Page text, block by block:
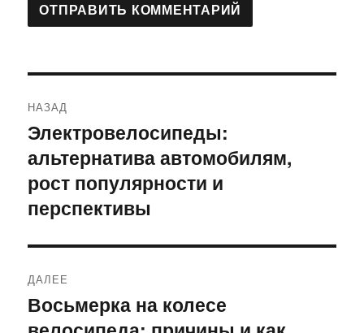
по
записям
НАЗАД
Предыдущая
запись:
Электровелосипеды:
альтернатива автомобилям,
рост популярности и
перспективы
ДАЛЕЕ
Следующая
запись:
Восьмерка на колесе